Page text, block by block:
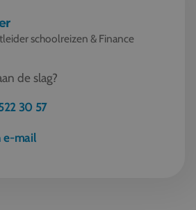
schoolreizen & Finance
de slag?
30 57
e-mail